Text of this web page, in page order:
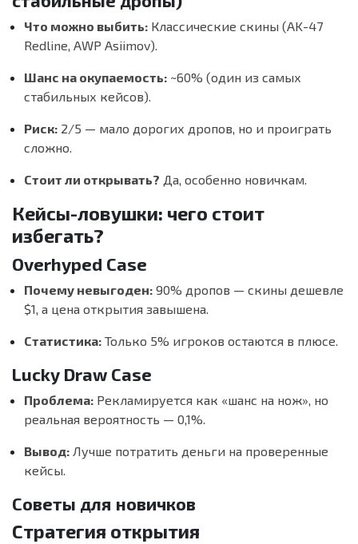
Что можно выбить: Классические скины (AK-47
Redline, AWP Asiimov).
Шанс на окупаемость: ~60% (один из самых
стабильных кейсов).
Риск: 2/5 — мало дорогих дропов, но и проиграть
сложно.
Стоит ли открывать? Да, особенно новичкам.
Кейсы-ловушки: чего стоит
избегать?
Overhyped Case
Почему невыгоден: 90% дропов — скины дешевле
$1, а цена открытия завышена.
Статистика: Только 5% игроков остаются в плюсе.
Lucky Draw Case
Проблема: Рекламируется как «шанс на нож», но
реальная вероятность — 0,1%.
Вывод: Лучше потратить деньги на проверенные
кейсы.
Советы для новичков
Стратегия открытия